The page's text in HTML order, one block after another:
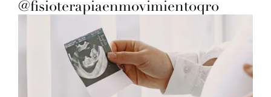
@fisioterapiaenmovimientoqro